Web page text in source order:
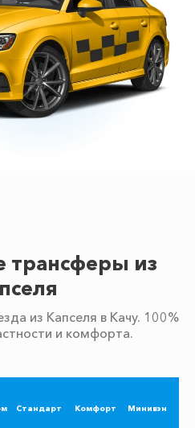
трансферы из
из Капселя в Качу. 100%
и комфорта.
Стандарт Комфорт Минивэн